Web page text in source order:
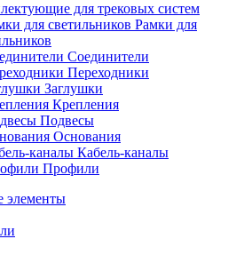
для трековых систем
Рамки для
Соединители
Переходники
Заглушки
Крепления
Подвесы
Основания
Кабель-каналы
Профили
элементы